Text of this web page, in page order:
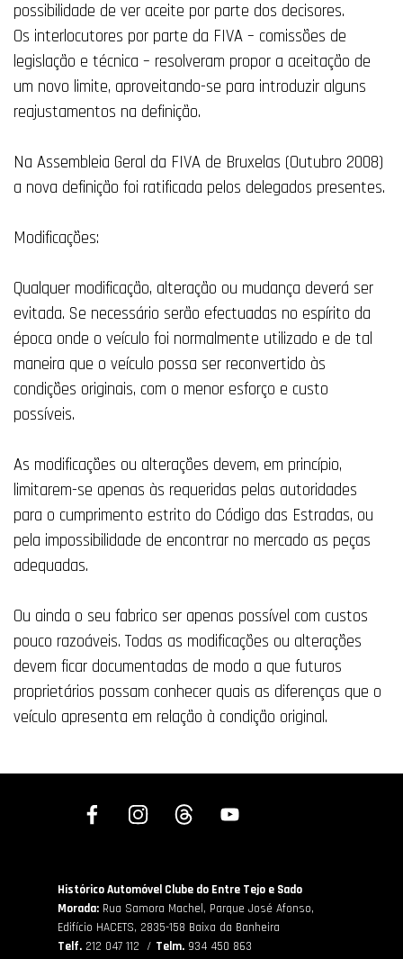
possibilidade de ver aceite por parte dos decisores.
Os interlocutores por parte da FIVA – comissões de
legislação e técnica – resolveram propor a aceitação de
um novo limite, aproveitando-se para introduzir alguns
reajustamentos na definição.
Na Assembleia Geral da FIVA de Bruxelas (Outubro 2008)
a nova definição foi ratificada pelos delegados presentes.
Modificações:
Qualquer modificação, alteração ou mudança deverá ser
evitada. Se necessário serão efectuadas no espírito da
época onde o veículo foi normalmente utilizado e de tal
maneira que o veículo possa ser reconvertido às
condições originais, com o menor esforço e custo
possíveis.
As modificações ou alterações devem, em princípio,
limitarem-se apenas às requeridas pelas autoridades
para o cumprimento estrito do Código das Estradas, ou
pela impossibilidade de encontrar no mercado as peças
adequadas.
Ou ainda o seu fabrico ser apenas possível com custos
pouco razoáveis. Todas as modificações ou alterações
devem ficar documentadas de modo a que futuros
proprietários possam conhecer quais as diferenças que o
veículo apresenta em relação à condição original.
Histórico Automóvel Clube do Entre Tejo e Sado
Morada: Rua Samora Machel, Parque José Afonso,
Edifício HACETS, 2835-158 Baixa da Banheira
Telf. 212 047 112 / Telm. 934 450 863